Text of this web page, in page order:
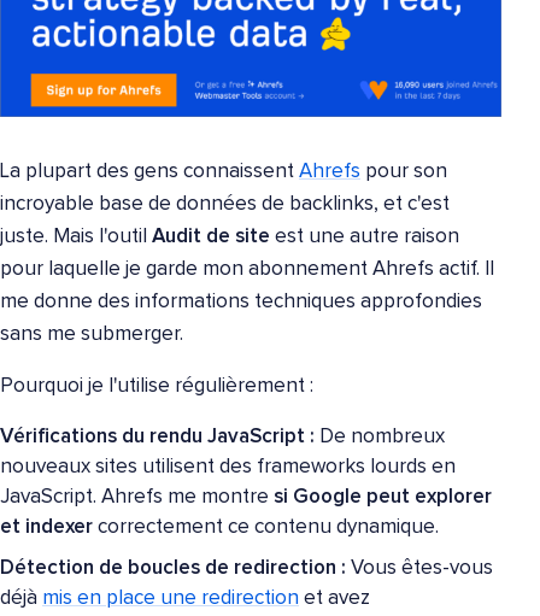
La plupart des gens connaissent Ahrefs pour son
incroyable base de données de backlinks, et c'est
juste. Mais l'outil Audit de site est une autre raison
pour laquelle je garde mon abonnement Ahrefs actif. Il
me donne des informations techniques approfondies
sans me submerger.
Pourquoi je l'utilise régulièrement :
Vérifications du rendu JavaScript : De nombreux
nouveaux sites utilisent des frameworks lourds en
JavaScript. Ahrefs me montre si Google peut explorer
et indexer correctement ce contenu dynamique.
Détection de boucles de redirection : Vous êtes-vous
déjà mis en place une redirection et avez